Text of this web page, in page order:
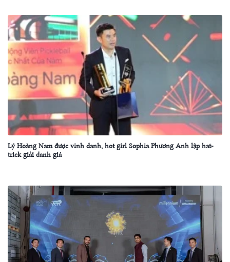
Lý Hoàng Nam được vinh danh, hot girl Sophia Phương Anh lập hat-
trick giải danh giá